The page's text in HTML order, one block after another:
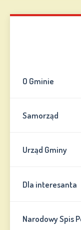
O Gminie
Samorząd
Urząd Gminy
Dla interesanta
Narodowy Spis